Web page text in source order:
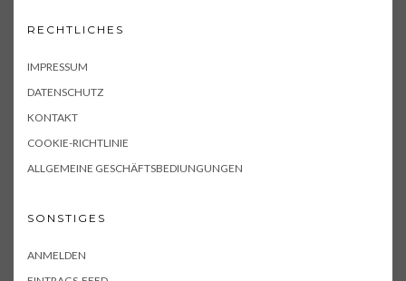
RECHTLICHES
IMPRESSUM
DATENSCHUTZ
KONTAKT
COOKIE-RICHTLINIE
ALLGEMEINE GESCHÄFTSBEDIUNGUNGEN
SONSTIGES
ANMELDEN